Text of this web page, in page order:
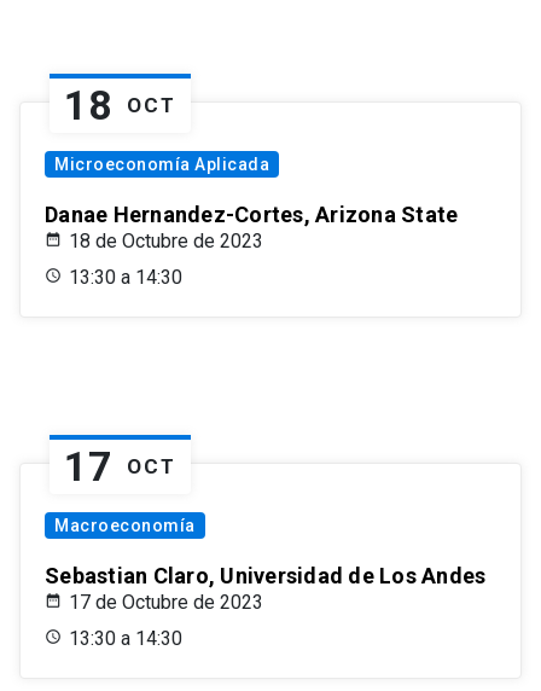
18 OCT
Microeconomía Aplicada
Danae Hernandez-Cortes, Arizona State
18 de Octubre de 2023
13:30 a 14:30
17 OCT
Macroeconomía
Sebastian Claro, Universidad de Los Andes
17 de Octubre de 2023
13:30 a 14:30